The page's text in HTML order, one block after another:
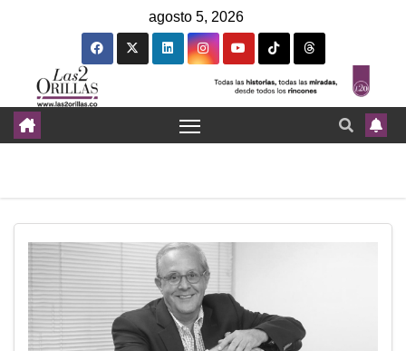
agosto 5, 2026